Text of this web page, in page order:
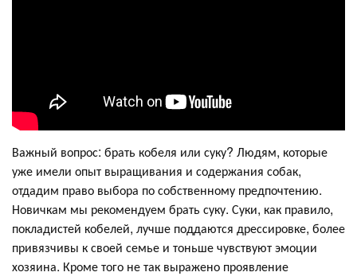
Важный вопрос: брать кобеля или суку? Людям, которые
уже имели опыт выращивания и содержания собак,
отдадим право выбора по собственному предпочтению.
Новичкам мы рекомендуем брать суку. Суки, как правило,
покладистей кобелей, лучше поддаются дрессировке, более
привязчивы к своей семье и тоньше чувствуют эмоции
хозяина. Кроме того не так выражено проявление